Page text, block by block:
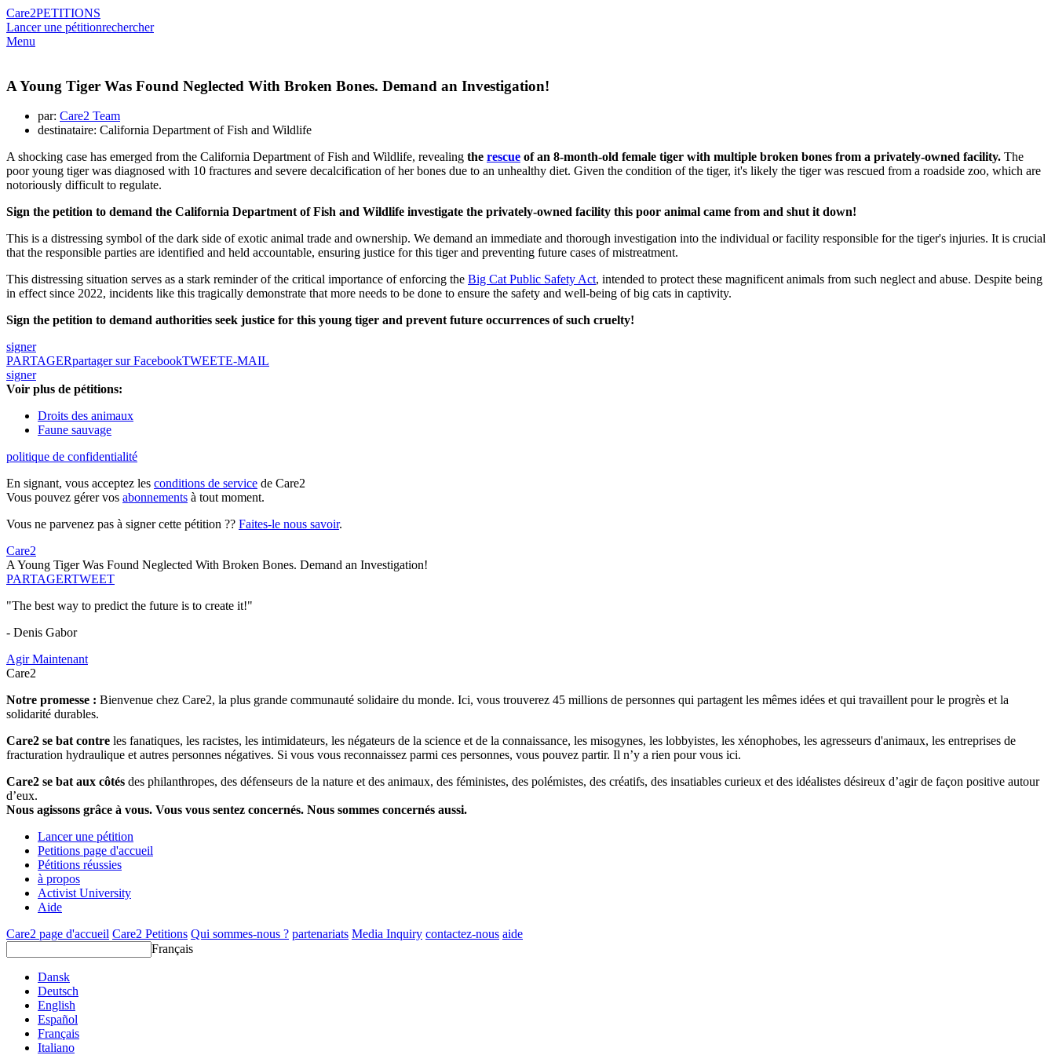
Care2PETITIONS
Lancer une pétitionrechercher
Menu
A Young Tiger Was Found Neglected With Broken Bones. Demand an Investigation!
par: Care2 Team
destinataire: California Department of Fish and Wildlife
A shocking case has emerged from the California Department of Fish and Wildlife, revealing the rescue of an 8-month-old female tiger with multiple broken bones from a privately-owned facility. The
poor young tiger was diagnosed with 10 fractures and severe decalcification of her bones due to an unhealthy diet. Given the condition of the tiger, it's likely the tiger was rescued from a roadside zoo, which are
notoriously difficult to regulate.
Sign the petition to demand the California Department of Fish and Wildlife investigate the privately-owned facility this poor animal came from and shut it down!
This is a distressing symbol of the dark side of exotic animal trade and ownership. We demand an immediate and thorough investigation into the individual or facility responsible for the tiger's injuries. It is crucial
that the responsible parties are identified and held accountable, ensuring justice for this tiger and preventing future cases of mistreatment.
This distressing situation serves as a stark reminder of the critical importance of enforcing the Big Cat Public Safety Act, intended to protect these magnificent animals from such neglect and abuse. Despite being
in effect since 2022, incidents like this tragically demonstrate that more needs to be done to ensure the safety and well-being of big cats in captivity.
Sign the petition to demand authorities seek justice for this young tiger and prevent future occurrences of such cruelty!
signer
PARTAGERpartager sur FacebookTWEETE-MAIL
signer
Voir plus de pétitions:
Droits des animaux
Faune sauvage
politique de confidentialité
En signant, vous acceptez les conditions de service de Care2
Vous pouvez gérer vos abonnements à tout moment.
Vous ne parvenez pas à signer cette pétition ?? Faites-le nous savoir.
Care2
A Young Tiger Was Found Neglected With Broken Bones. Demand an Investigation!
PARTAGERTWEET
"The best way to predict the future is to create it!"
- Denis Gabor
Agir Maintenant
Care2
Notre promesse : Bienvenue chez Care2, la plus grande communauté solidaire du monde. Ici, vous trouverez 45 millions de personnes qui partagent les mêmes idées et qui travaillent pour le progrès et la
solidarité durables.
Care2 se bat contre les fanatiques, les racistes, les intimidateurs, les négateurs de la science et de la connaissance, les misogynes, les lobbyistes, les xénophobes, les agresseurs d'animaux, les entreprises de
fracturation hydraulique et autres personnes négatives. Si vous vous reconnaissez parmi ces personnes, vous pouvez partir. Il n’y a rien pour vous ici.
Care2 se bat aux côtés des philanthropes, des défenseurs de la nature et des animaux, des féministes, des polémistes, des créatifs, des insatiables curieux et des idéalistes désireux d’agir de façon positive autour
d’eux.
Nous agissons grâce à vous. Vous vous sentez concernés. Nous sommes concernés aussi.
Lancer une pétition
Petitions page d'accueil
Pétitions réussies
à propos
Activist University
Aide
Care2 page d'accueil Care2 Petitions Qui sommes-nous ? partenariats Media Inquiry contactez-nous aide
Français
Dansk
Deutsch
English
Español
Français
Italiano